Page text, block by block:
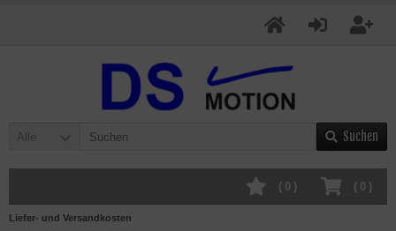
Alle Suchen
( 0 )
( 0 )
Liefer- und Versandkosten